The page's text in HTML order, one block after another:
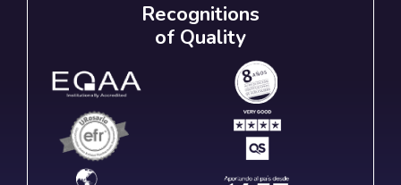
Recognitions
of Quality